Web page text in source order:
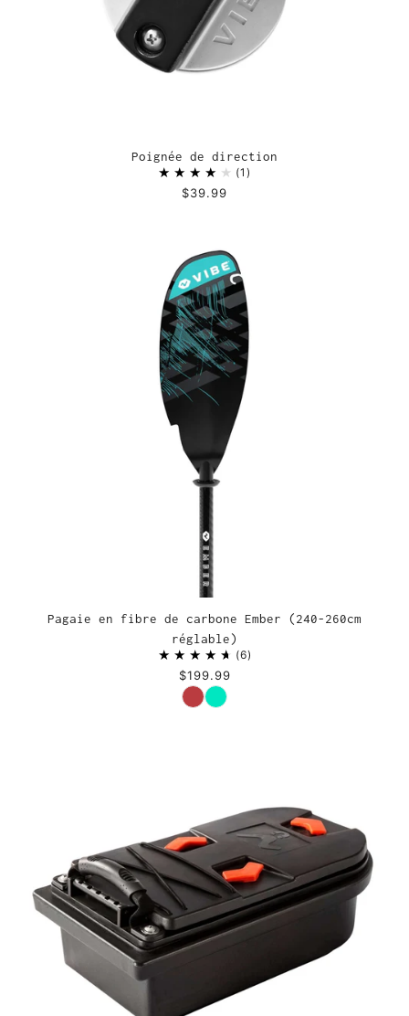
Poignée de direction
1
$39.99
Pagaie en fibre de carbone Ember (240-260cm
réglable)
6
$199.99
Couleur